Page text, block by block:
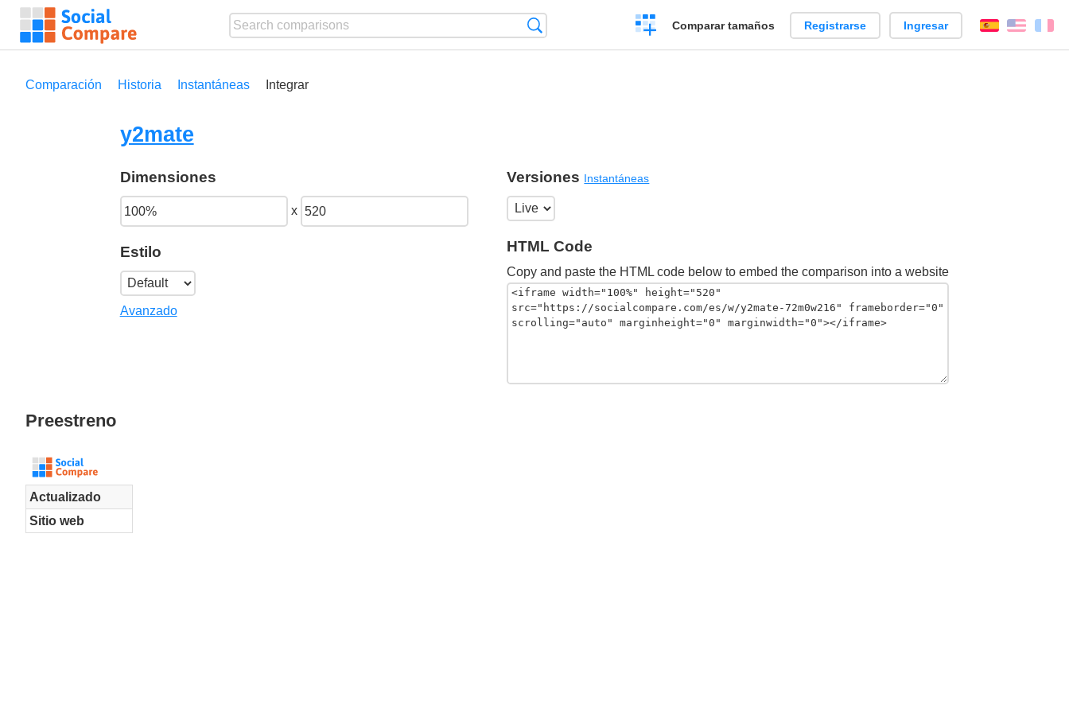
Crear
una
Comparar tamaños Registrarse Ingresar EspañolEnglish
Comparación Historia Instantáneas Integrar
y2mate
Dimensiones
x
Estilo
Avanzado
Versiones Instantáneas
HTML Code
Copy and paste the HTML code below to embed the comparison into a website
Preestreno